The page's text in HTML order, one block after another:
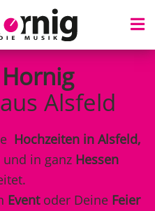
Alsfeld
Hochzeiten in Alsfeld,
und in ganz Hessen
Eventoder Deine Feier